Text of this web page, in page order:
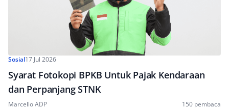
Sosial17 Jul 2026
Syarat Fotokopi BPKB Untuk Pajak Kendaraan
dan Perpanjang STNK
Marcello ADP 150 pembaca